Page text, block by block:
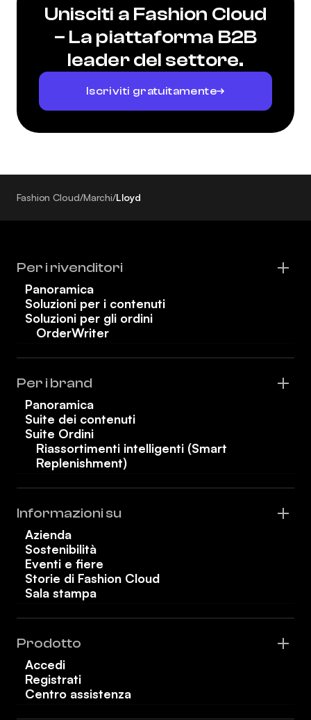
Unisciti a Fashion Cloud
– La piattaforma B2B
leader del settore.
Iscriviti gratuitamente
Fashion Cloud/Marchi/Lloyd
Per i rivenditori
Panoramica
Soluzioni per i contenuti
Soluzioni per gli ordini
OrderWriter
Per i brand
Panoramica
Suite dei contenuti
Suite Ordini
Riassortimenti intelligenti (Smart
Replenishment)
Informazioni su
Azienda
Sostenibilità
Eventi e fiere
Storie di Fashion Cloud
Sala stampa
Prodotto
Accedi
Registrati
Centro assistenza